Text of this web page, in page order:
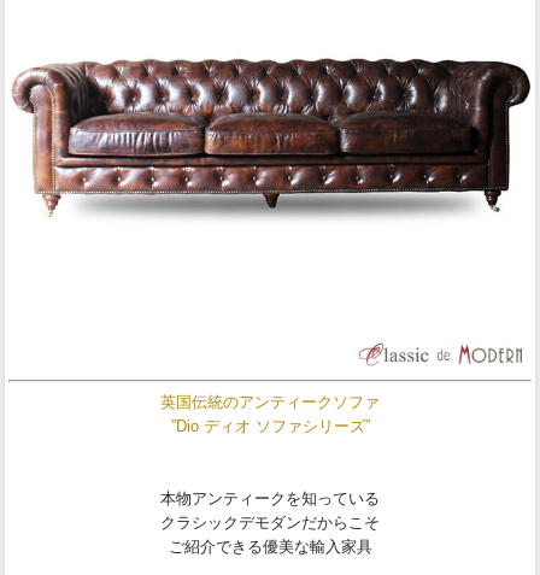
英国伝統のアンティークソファ
”Dio ディオ ソファシリーズ”
本物アンティークを知っている
クラシックデモダンだからこそ
ご紹介できる優美な輸入家具